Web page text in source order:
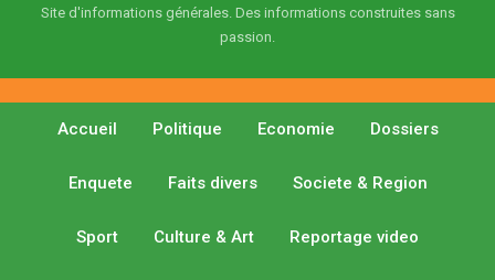
Site d'informations générales. Des informations construites sans
passion.
Accueil Politique Economie Dossiers
Enquete Faits divers Societe & Region
Sport Culture & Art Reportage video